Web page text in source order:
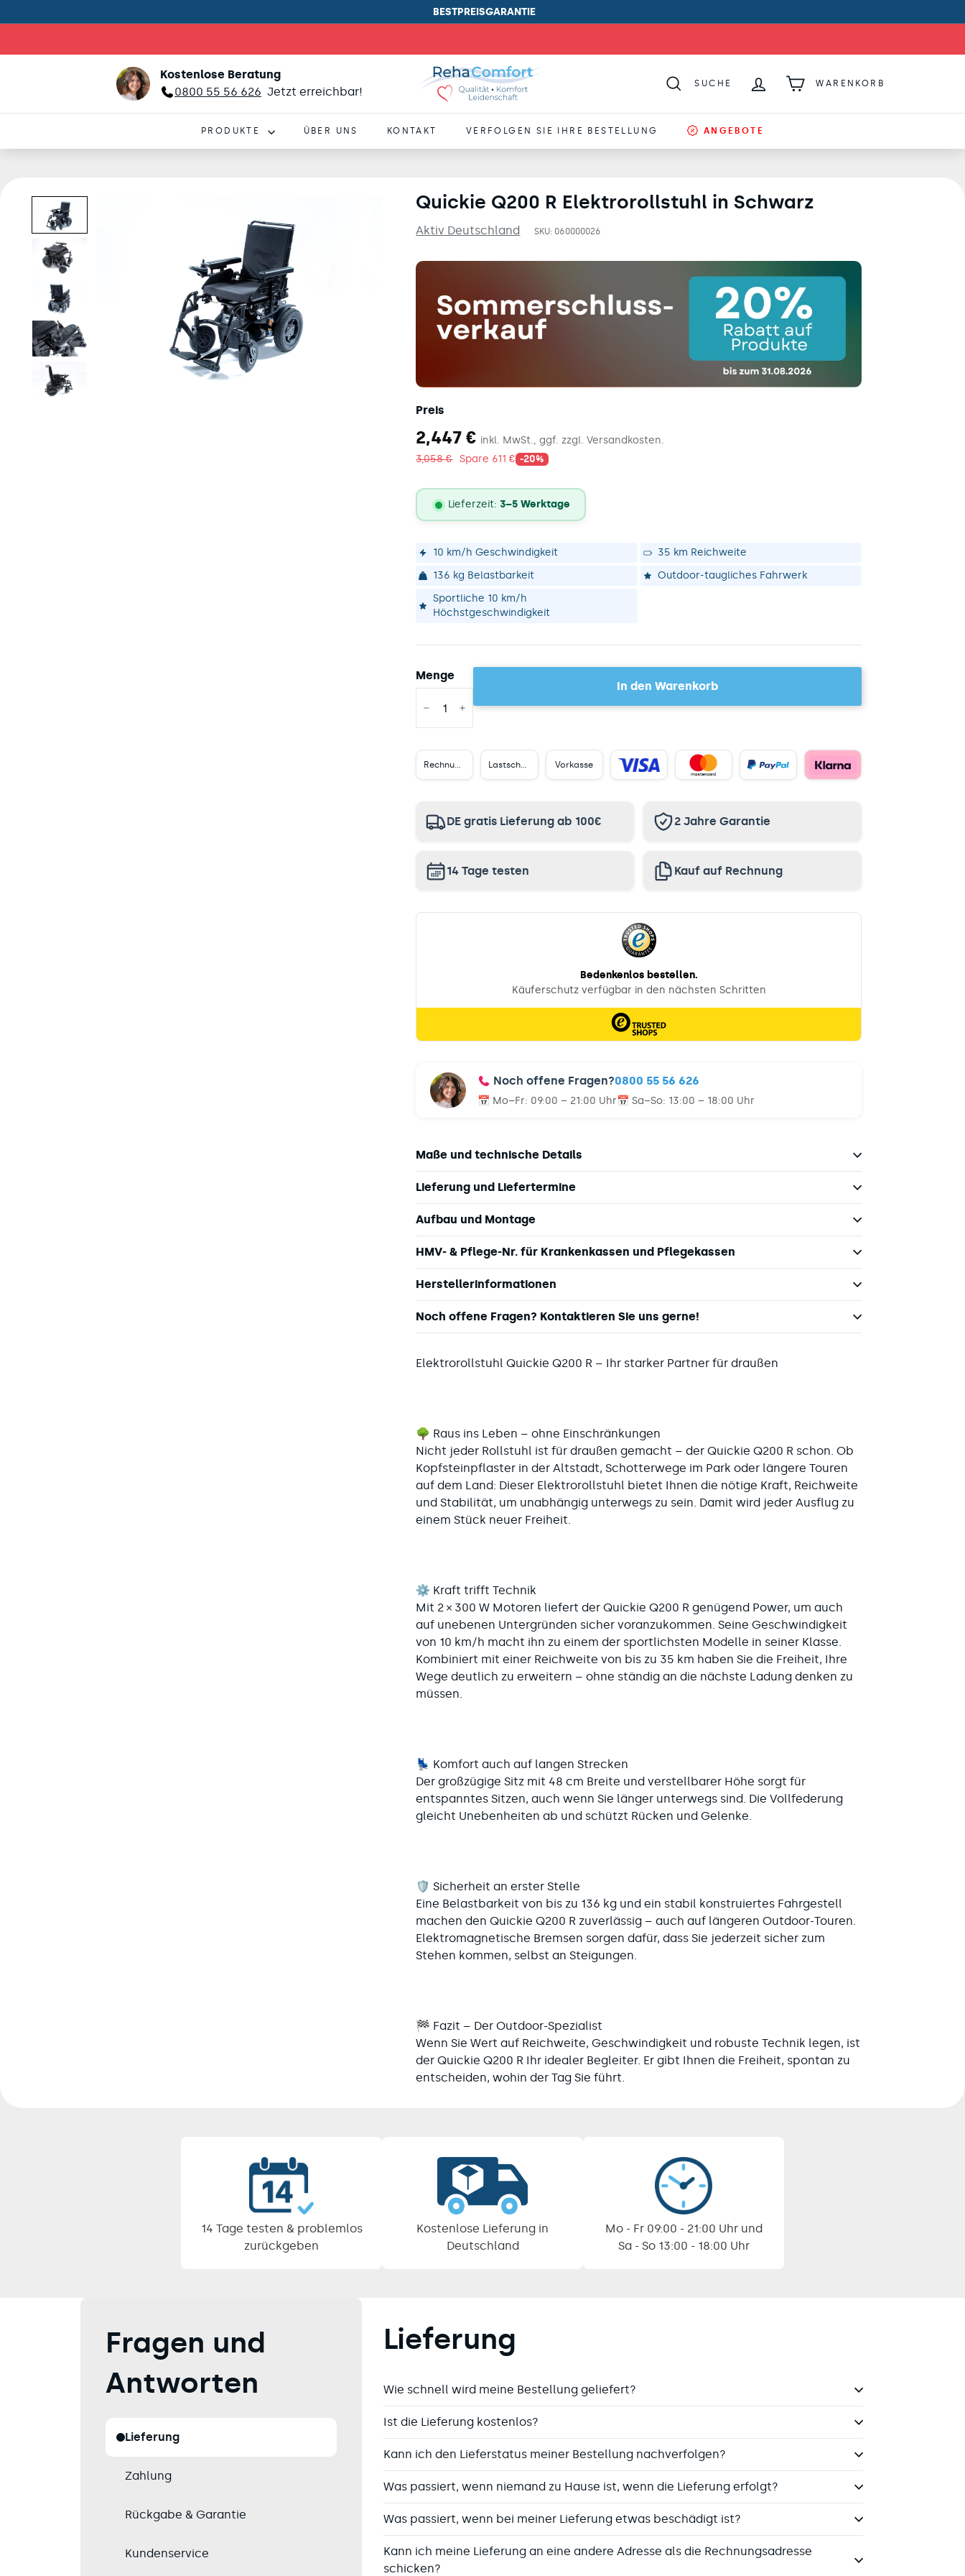
BESTPREISGARANTIE
Kostenlose Beratung
0800 55 56 626 Jetzt erreichbar!
R
e
h
a
o
f
o
t
SUCHE WARENKORB
PRODUKTE ÜBER UNS KONTAKT VERFOLGEN SIE IHRE BESTELLUNG ANGEBOTE
Quickie Q200 R Elektrorollstuhl in Schwarz
Aktiv Deutschland SKU: 060000026
Preis
2,447 € 2.447
€
inkl. MwSt., ggf. zzgl. Versandkosten.
3,058 €3.058
Spare 611 € -20%
Lieferstatus
Lieferzeit: 3–5 Werktage
10 km/h Geschwindigkeit
35 km Reichweite
136 kg Belastbarkeit
Outdoor-taugliches Fahrwerk
Sportliche 10 km/h
Höchstgeschwindigkeit
Menge
In den Warenkorb
Rechnungskauf Lastschrift Vorkasse
DE gratis Lieferung ab 100€ 2 Jahre Garantie
14 Tage testen Kauf auf Rechnung
Noch offene Fragen?0800 55 56 626
📅 Mo–Fr: 09:00 – 21:00 Uhr📅 Sa–So: 13:00 – 18:00 Uhr
Maße und technische Details
Lieferung und Liefertermine
Aufbau und Montage
HMV- & Pflege-Nr. für Krankenkassen und Pflegekassen
Herstellerinformationen
Noch offene Fragen? Kontaktieren Sie uns gerne!
Elektrorollstuhl Quickie Q200 R – Ihr starker Partner für draußen
🌳 Raus ins Leben – ohne Einschränkungen
Nicht jeder Rollstuhl ist für draußen gemacht – derQuickie Q200 R schon. Ob
Kopfsteinpflaster in der Altstadt, Schotterwege im Park oder längere Touren
auf dem Land: Dieser Elektrorollstuhl bietet Ihnen die nötige Kraft, Reichweite
und Stabilität, um unabhängig unterwegs zu sein. Damit wird jeder Ausflug zu
einem Stück neuer Freiheit.
⚙️ Kraft trifft Technik
Mit 2 × 300 W Motoren liefert derQuickie Q200 R genügend Power, um auch
auf unebenen Untergründen sicher voranzukommen. Seine Geschwindigkeit
von 10 km/h macht ihn zu einem der sportlichsten Modelle in seiner Klasse.
Kombiniert mit einer Reichweite von bis zu 35 km haben Sie die Freiheit, Ihre
Wege deutlich zu erweitern – ohne ständig an die nächste Ladung denken zu
müssen.
💺 Komfort auch auf langen Strecken
Der großzügige Sitz mit 48 cm Breite und verstellbarer Höhe sorgt für
entspanntes Sitzen, auch wenn Sie länger unterwegs sind. Die Vollfederung
gleicht Unebenheiten ab und schützt Rücken und Gelenke.
🛡️ Sicherheit an erster Stelle
Eine Belastbarkeit von bis zu 136 kg und ein stabil konstruiertes Fahrgestell
machen denQuickie Q200 R zuverlässig – auch auf längeren Outdoor-Touren.
Elektromagnetische Bremsen sorgen dafür, dass Sie jederzeit sicher zum
Stehen kommen, selbst an Steigungen.
🏁 Fazit – Der Outdoor-Spezialist
Wenn Sie Wert auf Reichweite, Geschwindigkeit und robuste Technik legen, ist
derQuickie Q200 R Ihr idealer Begleiter. Er gibt Ihnen die Freiheit, spontan zu
entscheiden, wohin der Tag Sie führt.
14 Tage testen & problemlos
zurückgeben
Kostenlose Lieferung in
Deutschland
Mo - Fr 09:00 - 21:00 Uhr und
Sa - So 13:00 - 18:00 Uhr
Fragen und
Antworten
Lieferung
Zahlung
Rückgabe & Garantie
Kundenservice
Lieferung
Wie schnell wird meine Bestellung geliefert?
Ist die Lieferung kostenlos?
Kann ich den Lieferstatus meiner Bestellung nachverfolgen?
Was passiert, wenn niemand zu Hause ist, wenn die Lieferung erfolgt?
Was passiert, wenn bei meiner Lieferung etwas beschädigt ist?
Kann ich meine Lieferung an eine andere Adresse als die Rechnungsadresse
schicken?